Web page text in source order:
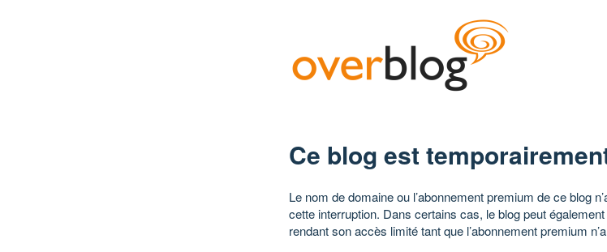
Ce blog est
Le nom de domaine ou l’abonnement premium de ce blog
cette interruption. Dans certains cas, le blog peut
rendant son accès limité tant que l’abonnement premium